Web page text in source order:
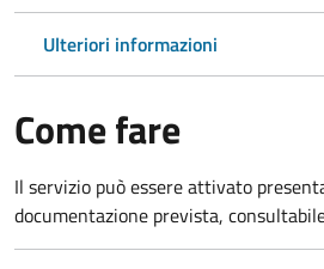
Ulteriori informazioni
Come fare
Il servizio può essere attivato
documentazione prevista,